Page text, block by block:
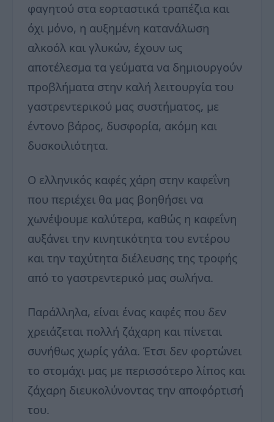
φαγητού στα εορταστικά τραπέζια και
όχι μόνο, η αυξημένη κατανάλωση
αλκοόλ και γλυκών, έχουν ως
αποτέλεσμα τα γεύματα να δημιουργούν
προβλήματα στην καλή λειτουργία του
γαστρεντερικού μας συστήματος, με
έντονο βάρος, δυσφορία, ακόμη και
δυσκοιλιότητα.
Ο ελληνικός καφές χάρη στην καφεΐνη
που περιέχει θα μας βοηθήσει να
χωνέψουμε καλύτερα, καθώς η καφεΐνη
αυξάνει την κινητικότητα του εντέρου
και την ταχύτητα διέλευσης της τροφής
από το γαστρεντερικό μας σωλήνα.
Παράλληλα, είναι ένας καφές που δεν
χρειάζεται πολλή ζάχαρη και πίνεται
συνήθως χωρίς γάλα. Έτσι δεν φορτώνει
το στομάχι μας με περισσότερο λίπος και
ζάχαρη διευκολύνοντας την αποφόρτισή
του.